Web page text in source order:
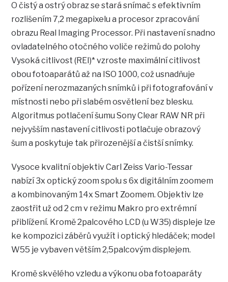
O čistý a ostrý obraz se stará snímač s efektivním
rozlišením 7,2 megapixelu a procesor zpracování
obrazu Real Imaging Processor. Při nastavení snadno
ovladatelného otočného voliče režimů do polohy
Vysoká citlivost (REI)* vzroste maximální citlivost
obou fotoaparátů až na ISO 1000, což usnadňuje
pořízení nerozmazaných snímků i při fotografování v
místnosti nebo při slabém osvětlení bez blesku.
Algoritmus potlačení šumu Sony Clear RAW NR při
nejvyšším nastavení citlivosti potlačuje obrazový
šum a poskytuje tak přirozenější a čistší snímky.
Vysoce kvalitní objektiv Carl Zeiss Vario-Tessar
nabízí 3x optický zoom spolu s 6x digitálním zoomem
a kombinovaným 14x Smart Zoomem. Objektiv lze
zaostřit už od 2 cm v režimu Makro pro extrémní
přiblížení. Kromě 2palcového LCD (u W35) displeje lze
ke kompozici záběrů využít i optický hledáček; model
W55 je vybaven větším 2,5palcovým displejem.
Kromě skvělého vzledu a výkonu oba fotoaparáty